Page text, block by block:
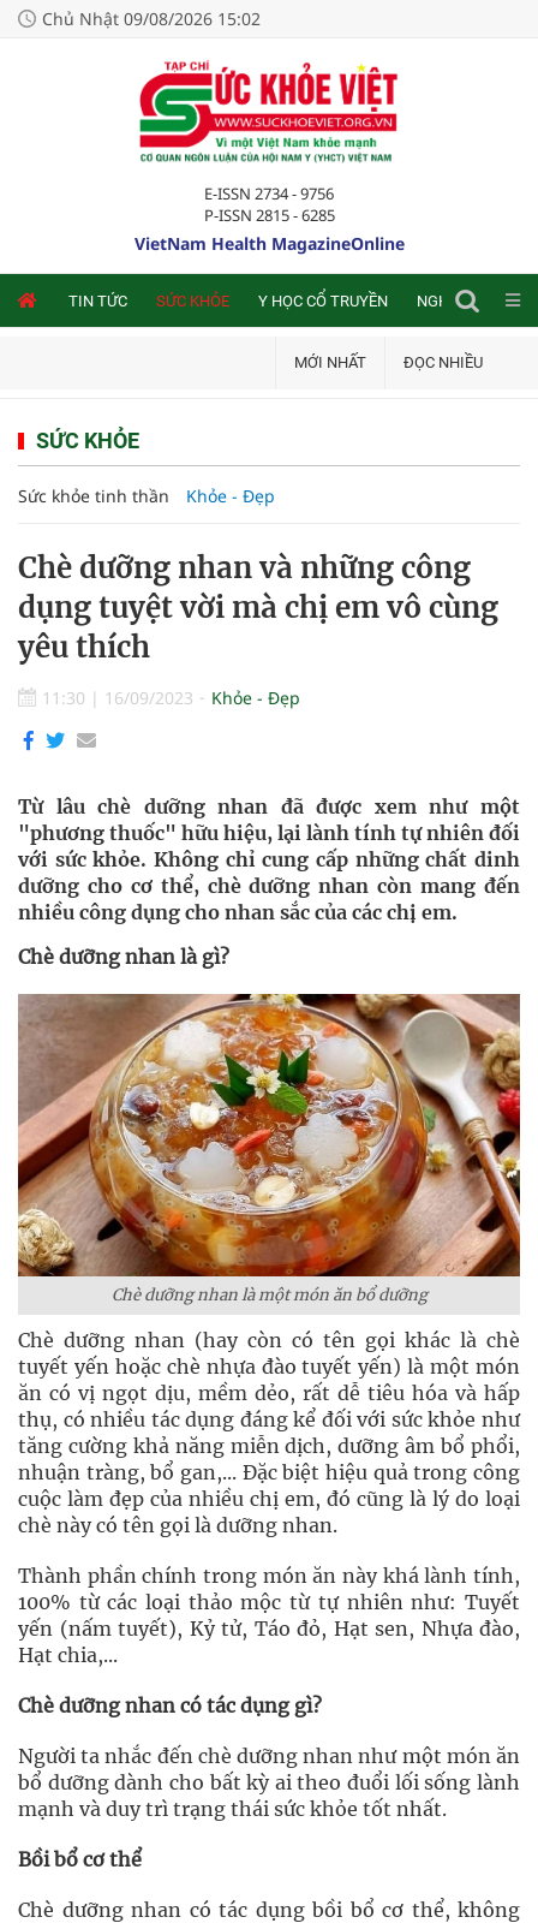
Chủ Nhật 09/08/2026 15:02
E-ISSN 2734 - 9756
P-ISSN 2815 - 6285
VietNam Health MagazineOnline
TIN TỨC SỨC KHỎE Y HỌC CỔ TRUYỀN NGHIÊN CỨU
MỚI NHẤT ĐỌC NHIỀU
SỨC KHỎE
Sức khỏe tinh thần Khỏe - Đẹp
Chè dưỡng nhan và những công
dụng tuyệt vời mà chị em vô cùng
yêu thích
11:30 | 16/09/2023 Khỏe - Đẹp
Từ lâu chè dưỡng nhan đã được xem như một
"phương thuốc" hữu hiệu, lại lành tính tự nhiên đối
với sức khỏe. Không chỉ cung cấp những chất dinh
dưỡng cho cơ thể, chè dưỡng nhan còn mang đến
nhiều công dụng cho nhan sắc của các chị em.
Chè dưỡng nhan là gì?
Chè dưỡng nhan là một món ăn bổ dưỡng
Chè dưỡng nhan (hay còn có tên gọi khác là chè
tuyết yến hoặc chè nhựa đào tuyết yến) là một món
ăn có vị ngọt dịu, mềm dẻo, rất dễ tiêu hóa và hấp
thụ, có nhiều tác dụng đáng kể đối với sức khỏe như
tăng cường khả năng miễn dịch, dưỡng âm bổ phổi,
nhuận tràng, bổ gan,... Đặc biệt hiệu quả trong công
cuộc làm đẹp của nhiều chị em, đó cũng là lý do loại
chè này có tên gọi là dưỡng nhan.
Thành phần chính trong món ăn này khá lành tính,
100% từ các loại thảo mộc từ tự nhiên như: Tuyết
yến (nấm tuyết), Kỷ tử, Táo đỏ, Hạt sen, Nhựa đào,
Hạt chia,...
Chè dưỡng nhan có tác dụng gì?
Người ta nhắc đến chè dưỡng nhan như một món ăn
bổ dưỡng dành cho bất kỳ ai theo đuổi lối sống lành
mạnh và duy trì trạng thái sức khỏe tốt nhất.
Bồi bổ cơ thể
Chè dưỡng nhan có tác dụng bồi bổ cơ thể, không